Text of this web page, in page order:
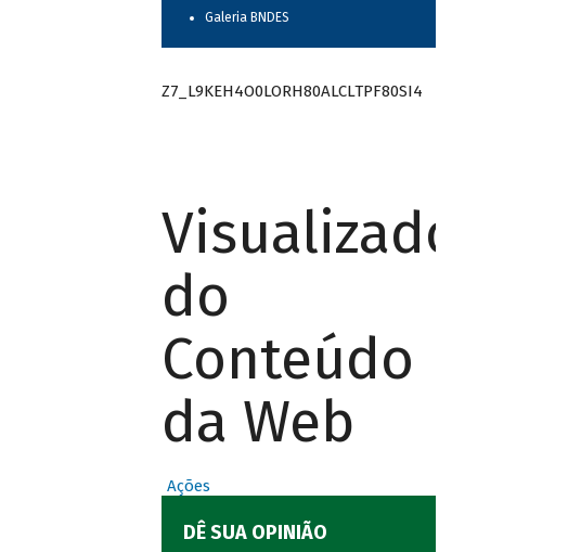
Galeria BNDES
Z7_L9KEH4O0LORH80ALCLTPF80SI4
Visualizador
do
Conteúdo
da Web
Ações
DÊ SUA OPINIÃO